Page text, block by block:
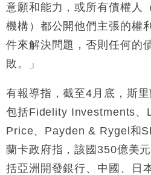
意願和能力，或所有債權人
機構）都公開他們主張的權
件來解決問題，否則任何的
敗。」
有報導指，截至4月底，斯
包括Fidelity Investments、
Price、Payden & Rygel和
蘭卡政府指，該國350億美
括亞洲開發銀行、中國、日